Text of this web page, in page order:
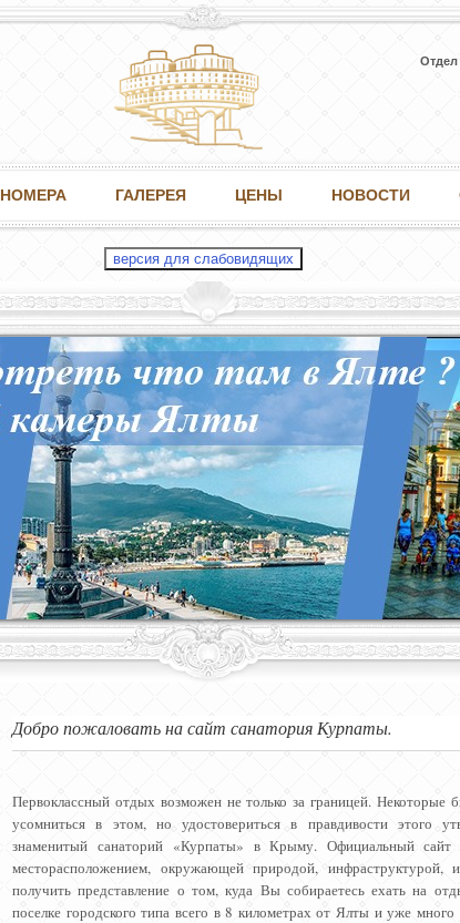
НОМЕРА ГАЛЕРЕЯ ЦЕНЫ НОВОСТИ
версия для слабовидящих
Добро пожаловать на сайт санатория Курпаты.
Первоклассный отдых возможен не только за границей. Некоторые
усомниться в этом, но удостовериться в правдивости этого
знаменитый санаторий «Курпаты» в Крыму. Официальный сайт
месторасположением, окружающей природой, инфраструктурой,
получить представление о том, куда Вы собираетесь ехать на
поселке городского типа всего в 8 километрах от Ялты и уже